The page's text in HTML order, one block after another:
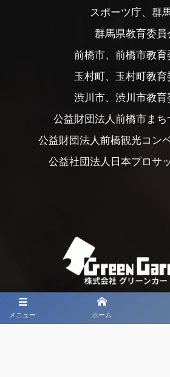
メニュー ホーム
スポーツ庁、群
群馬県教育委員
前橋市、前橋市教育
玉村町、玉村町教育
渋川市、渋川市教育
公益財団法人前橋市まち
公益財団法人前橋観光コン
公益社団法人日本プロサ